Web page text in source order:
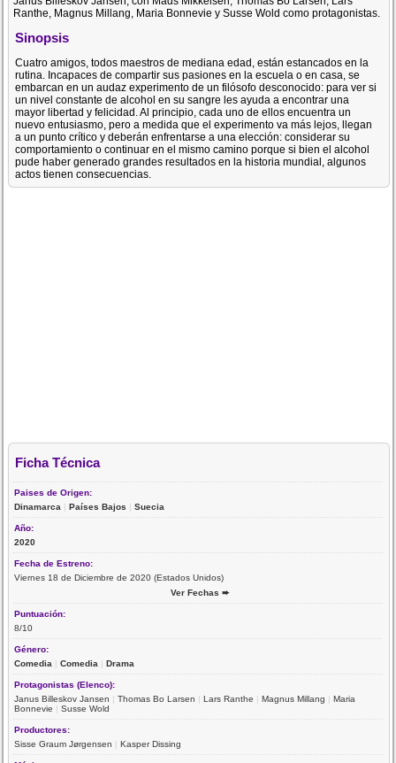
Ranthe, Magnus Millang, Maria Bonnevie y Susse Wold como protagonistas.
Sinopsis
Cuatro amigos, todos maestros de mediana edad, están estancados en la
rutina. Incapaces de compartir sus pasiones en la escuela o en casa, se
embarcan en un audaz experimento de un filósofo desconocido: para ver si
un nivel constante de alcohol en su sangre les ayuda a encontrar una
mayor libertad y felicidad. Al principio, cada uno de ellos encuentra un
nuevo entusiasmo, pero a medida que el experimento va más lejos, llegan
a un punto crítico y deberán enfrentarse a una elección: considerar su
comportamiento o continuar en el mismo camino porque si bien el alcohol
pude haber generado grandes resultados en la historia mundial, algunos
actos tienen consecuencias.
Ficha Técnica
Paises de Origen:
Dinamarca |Países Bajos |Suecia
Año:
2020
Fecha de Estreno:
Viernes 18 de Diciembre de 2020 (Estados Unidos)
Ver Fechas ➨
Puntuación:
8/10
Género:
Comedia |Comedia |Drama
Protagonistas (Elenco):
Janus Billeskov Jansen |Thomas Bo Larsen |Lars Ranthe |Magnus Millang |Maria
Bonnevie |Susse Wold
Productores:
Sisse Graum Jørgensen |Kasper Dissing